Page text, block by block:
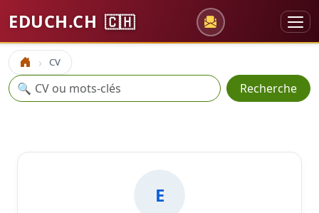
EDUCH.CH 🇨🇭
Accueil CV
Recherche
🔍 Recherche
E